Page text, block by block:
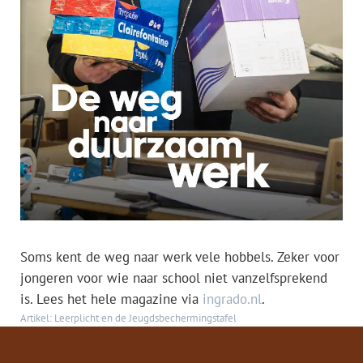
Soms kent de weg naar werk vele hobbels. Zeker voor
jongeren voor wie naar school niet vanzelfsprekend
is. Lees het hele magazine via ingrado.nl.
Artikel: Leerplicht en de Jeugdsbechermingstafel